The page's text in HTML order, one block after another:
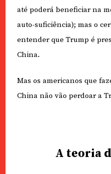
até poderá beneficiar na
auto-suficiência); mas o
entender que Trump é
China.
Mas os americanos que
China não vão perdoar a
A teoria